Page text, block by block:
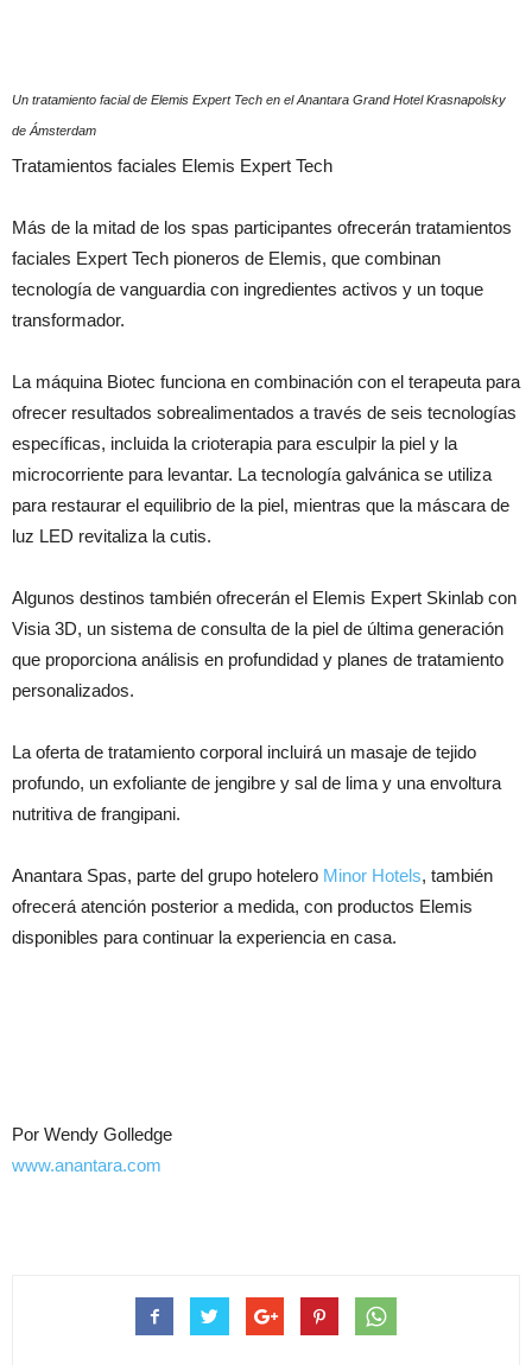
Un tratamiento facial de Elemis Expert Tech en el Anantara Grand Hotel Krasnapolsky
de Ámsterdam
Tratamientos faciales Elemis Expert Tech
Más de la mitad de los spas participantes ofrecerán tratamientos
faciales Expert Tech pioneros de Elemis, que combinan
tecnología de vanguardia con ingredientes activos y un toque
transformador.
La máquina Biotec funciona en combinación con el terapeuta para
ofrecer resultados sobrealimentados a través de seis tecnologías
específicas, incluida la crioterapia para esculpir la piel y la
microcorriente para levantar. La tecnología galvánica se utiliza
para restaurar el equilibrio de la piel, mientras que la máscara de
luz LED revitaliza la cutis.
Algunos destinos también ofrecerán el Elemis Expert Skinlab con
Visia 3D, un sistema de consulta de la piel de última generación
que proporciona análisis en profundidad y planes de tratamiento
personalizados.
La oferta de tratamiento corporal incluirá un masaje de tejido
profundo, un exfoliante de jengibre y sal de lima y una envoltura
nutritiva de frangipani.
Anantara Spas, parte del grupo hotelero Minor Hotels, también
ofrecerá atención posterior a medida, con productos Elemis
disponibles para continuar la experiencia en casa.
Por Wendy Golledge
www.anantara.com